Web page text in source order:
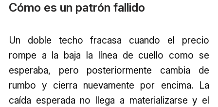
Cómo es un patrón fallido
Un doble techo fracasa cuando el precio
rompe a la baja la línea de cuello como se
esperaba, pero posteriormente cambia de
rumbo y cierra nuevamente por encima. La
caída esperada no llega a materializarse y el